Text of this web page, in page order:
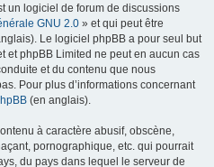
un logiciel de forum de discussions
GNU 2.0 » et qui peut être
Le logiciel phpBB a pour seul but
et phpBB Limited ne peut en aucun cas
et du contenu que nous
Pour plus d’informations concernant
(en anglais).
à caractère abusif, obscène,
pornographique, etc. qui pourrait
du pays dans lequel le serveur de